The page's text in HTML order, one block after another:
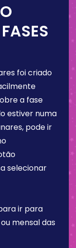
foi criado
a fase
estiver numa
pode ir
selecionar
ir para
mensal das